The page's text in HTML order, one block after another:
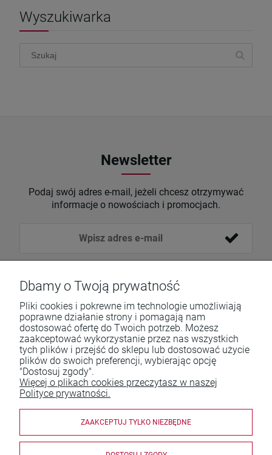
Wyszukiwarka
Newsletter
Podaj swój adres e-mail, jeżeli chcesz otrzymywać
informacje o nowościach i promocjach.
Pomoc
Informacje
O nas
Dbamy o Twoją prywatność
Pliki cookies i pokrewne im technologie umożliwiają
poprawne działanie strony i pomagają nam
dostosować ofertę do Twoich potrzeb. Możesz
zaakceptować wykorzystanie przez nas wszystkich
tych plików i przejść do sklepu lub dostosować użycie
plików do swoich preferencji, wybierając opcję
"Dostosuj zgody".
Więcej o plikach cookies przeczytasz w naszej
Polityce prywatności.
ZAAKCEPTUJ TYLKO NIEZBĘDNE